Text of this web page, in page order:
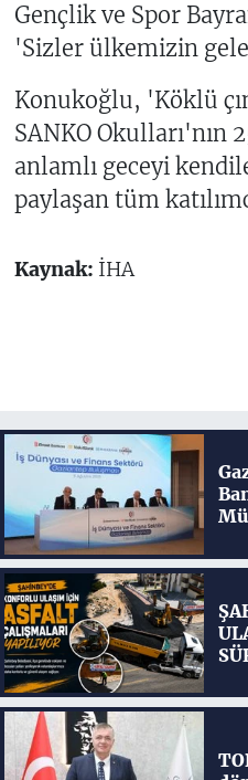
Gençlik ve Spor
'Sizler ülkemizin
Konukoğlu, 'Köklü
SANKO Okulları'nın
anlamlı geceyi
paylaşan tüm
Kaynak: İHA